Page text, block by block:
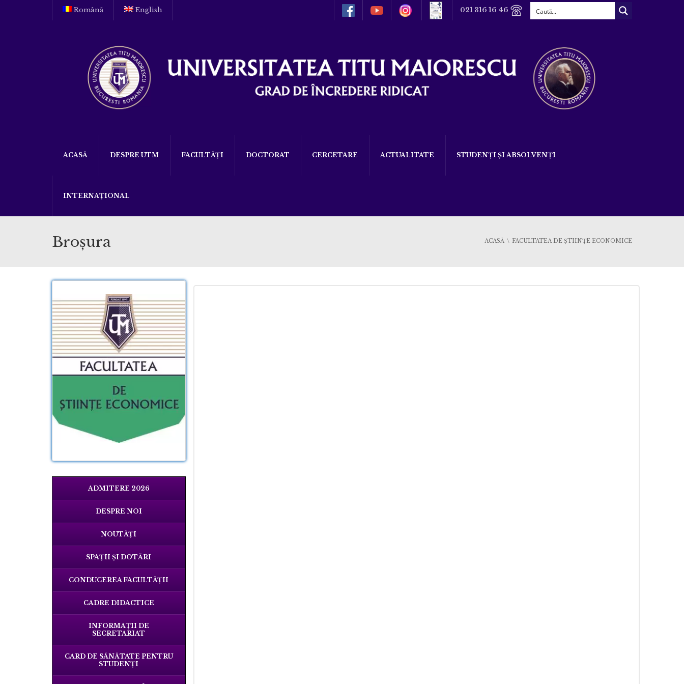
Română English 021 316 16 46
ACASĂ DESPRE UTM FACULTĂȚI DOCTORAT CERCETARE ACTUALITATE STUDENȚI ȘI ABSOLVENȚI
INTERNAȚIONAL
Broșura ACASĂ FACULTATEA DE ȘTIINȚE ECONOMICE
ADMITERE 2026
DESPRE NOI
NOUTĂȚI
SPAŢII ŞI DOTĂRI
CONDUCEREA FACULTĂȚII
CADRE DIDACTICE
INFORMAŢII DE
SECRETARIAT
CARD DE SĂNĂTATE PENTRU
STUDENȚI